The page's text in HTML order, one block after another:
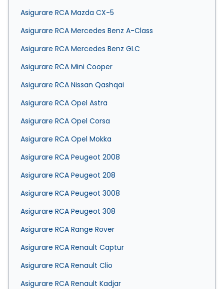
Asigurare RCA Mazda CX-5
Asigurare RCA Mercedes Benz A-Class
Asigurare RCA Mercedes Benz GLC
Asigurare RCA Mini Cooper
Asigurare RCA Nissan Qashqai
Asigurare RCA Opel Astra
Asigurare RCA Opel Corsa
Asigurare RCA Opel Mokka
Asigurare RCA Peugeot 2008
Asigurare RCA Peugeot 208
Asigurare RCA Peugeot 3008
Asigurare RCA Peugeot 308
Asigurare RCA Range Rover
Asigurare RCA Renault Captur
Asigurare RCA Renault Clio
Asigurare RCA Renault Kadjar